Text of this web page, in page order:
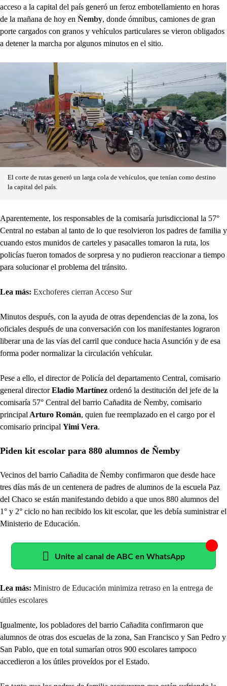
acceso a la capital del país generó un feroz embotellamiento en horas
de la mañana de hoy en Ñemby, donde ómnibus, camiones de gran
porte cargados con granos y vehículos particulares se vieron obligados
a detener la marcha por algunos minutos en el sitio.
El corte de rutas generó un larga cola de vehículos, que tenían como destino
la capital del país.
Aparentemente, los responsables de la comisaría jurisdiccional la 57°
Central no estaban al tanto de lo que resolvieron los padres de familia y
cuando estos munidos de carteles y pasacalles tomaron la ruta, los
policías fueron tomados de sorpresa y no pudieron reaccionar a tiempo
para solucionar el problema del tránsito.
Lea más: Exchoferes cierran Acceso Sur
Minutos después, con la ayuda de otras dependencias de la zona, los
oficiales después de una conversación con los manifestantes lograron
liberar una de las vías del carril que conduce hacia Asunción y de esa
forma poder normalizar la circulación vehícular.
Pese a ello, el director de Policía del departamento Central, comisario
general directorEladio Martínez ordenó la destitución del jefe de la
comisaría 57° Central del barrio Cañadita de Ñemby, comisario
principal Arturo Román, quien fue reemplazado en el cargo por el
comisario principal Yimi Vera.
Piden kit escolar para 880 alumnos de Ñemby
Vecinos del barrio Cañadita de Ñemby confirmaron que desde hace
tres días más de un centenera de padres de alumnos de la escuela Paz
del Chaco se están manifestando debido a que unos 880 alumnos del
1° y 2° ciclo no han recibido los kit escolar, que les debía suministrar el
Ministerio de Educación.
Unite al canal de ABC en WhatsApp
Lea más: Ministro de Educación minimiza retraso en la entrega de
útiles escolares
Igualmente, los pobladores del barrio Cañadita confirmaron que
alumnos de otras dos escuelas de la zona, San Francisco y San Pedro y
San Pablo, que en total sumarían otros 900 escolares tampoco
accedieron a los útiles proveídos por el Estado.